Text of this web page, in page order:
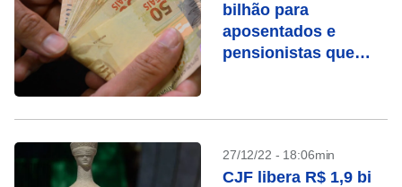
bilhão para
aposentados e
pensionistas que
27/12/22 - 18:06min
CJF libera R$ 1,9 bi